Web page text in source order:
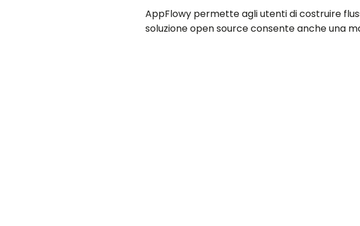
AppFlowy permette agli utenti di costruire
soluzione open source consente anche una